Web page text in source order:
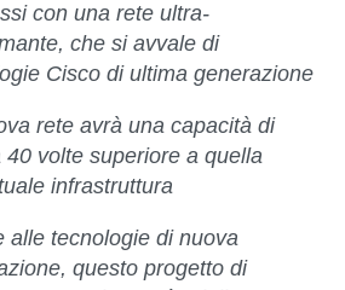
con una rete ultra-
che si avvale di
Cisco di ultima generazione
rete avrà una capacità di
40 volte superiore a quella
infrastruttura
alle tecnologie di nuova
questo progetto di